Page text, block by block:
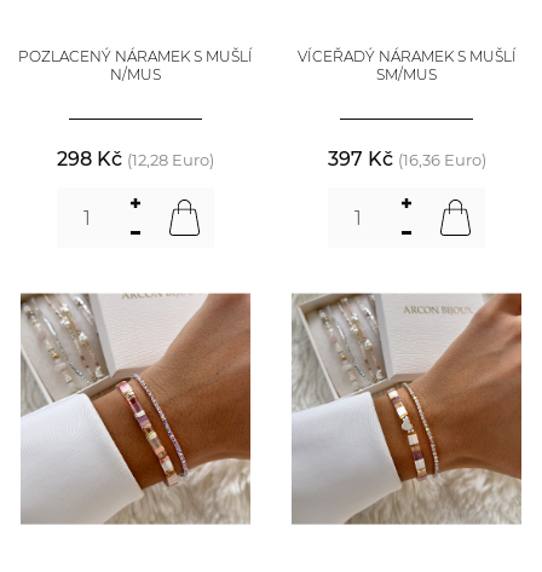
POZLACENÝ NÁRAMEK S MUŠLÍ
N/MUS
298 Kč (12,28 Euro)
VÍCEŘADÝ NÁRAMEK S MUŠLÍ
SM/MUS
397 Kč (16,36 Euro)